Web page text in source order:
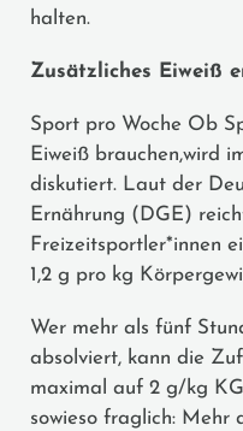
halten.
Zusätzliches Eiweiß
Sport pro Woche Ob
Eiweiß brauchen,wird
diskutiert. Laut der
Ernährung (DGE)
Freizeitsportler*innen
1,2 g pro kg
Wer mehr als fünf
absolviert, kann die
maximal auf 2 g/kg
sowieso fraglich: Mehr